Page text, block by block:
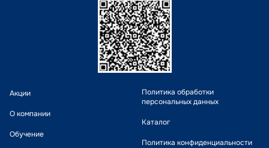
Акции
О компании
Обучение
Политика обработки
персональных данных
Каталог
Политика конфиденциальности